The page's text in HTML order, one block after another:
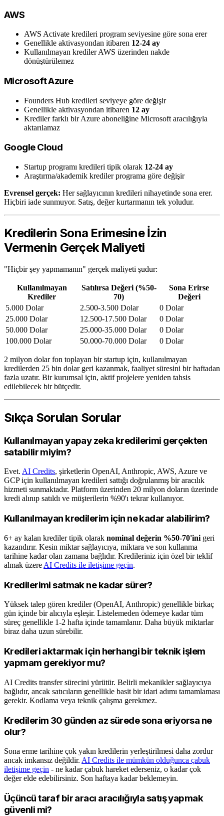
AWS
AWS Activate kredileri program seviyesine göre sona erer
Genellikle aktivasyondan itibaren 12-24 ay
Kullanılmayan krediler AWS üzerinden nakde
dönüştürülemez
Microsoft Azure
Founders Hub kredileri seviyeye göre değişir
Genellikle aktivasyondan itibaren 12 ay
Krediler farklı bir Azure aboneliğine Microsoft aracılığıyla
aktarılamaz
Google Cloud
Startup programı kredileri tipik olarak 12-24 ay
Araştırma/akademik krediler programa göre değişir
Evrensel gerçek: Her sağlayıcının kredileri nihayetinde sona erer.
Hiçbiri iade sunmuyor. Satış, değer kurtarmanın tek yoludur.
Kredilerin Sona Erimesine İzin
Vermenin Gerçek Maliyeti
"Hiçbir şey yapmamanın" gerçek maliyeti şudur:
Kullanılmayan
Krediler
Satılırsa Değeri (%50-
70)
Sona Erirse
Değeri
5.000 Dolar
2.500-3.500 Dolar
0 Dolar
25.000 Dolar
12.500-17.500 Dolar
0 Dolar
50.000 Dolar
25.000-35.000 Dolar
0 Dolar
100.000 Dolar
50.000-70.000 Dolar 0 Dolar
2 milyon dolar fon toplayan bir startup için, kullanılmayan
kredilerden 25 bin dolar geri kazanmak, faaliyet süresini bir haftadan
fazla uzatır. Bir kurumsal için, aktif projelere yeniden tahsis
edilebilecek bir bütçedir.
Sıkça Sorulan Sorular
Kullanılmayan yapay zeka kredilerimi gerçekten
satabilir miyim?
Evet. AI Credits, şirketlerin OpenAI, Anthropic, AWS, Azure ve
GCP için kullanılmayan kredileri sattığı doğrulanmış bir aracılık
hizmeti sunmaktadır. Platform üzerinden 20 milyon doların üzerinde
kredi alınıp satıldı ve müşterilerin %90'ı tekrar kullanıyor.
Kullanılmayan kredilerim için ne kadar alabilirim?
6+ ay kalan krediler tipik olarak nominal değerin %50-70'ini geri
kazandırır. Kesin miktar sağlayıcıya, miktara ve son kullanma
tarihine kadar olan zamana bağlıdır. Kredileriniz için özel bir teklif
almak üzere AI Credits ile iletişime geçin.
Kredilerimi satmak ne kadar sürer?
Yüksek talep gören krediler (OpenAI, Anthropic) genellikle birkaç
gün içinde bir alıcıyla eşleşir. Listelemeden ödemeye kadar tüm
süreç genellikle 1-2 hafta içinde tamamlanır. Daha büyük miktarlar
biraz daha uzun sürebilir.
Kredileri aktarmak için herhangi bir teknik işlem
yapmam gerekiyor mu?
AI Credits transfer sürecini yürütür. Belirli mekanikler sağlayıcıya
bağlıdır, ancak satıcıların genellikle basit bir idari adımı tamamlaması
gerekir. Kodlama veya teknik çalışma gerekmez.
Kredilerim 30 günden az sürede sona eriyorsa ne
olur?
Sona erme tarihine çok yakın kredilerin yerleştirilmesi daha zordur
ancak imkansız değildir. AI Credits ile mümkün olduğunca çabuk
iletişime geçin - ne kadar çabuk hareket ederseniz, o kadar çok
değer elde edebilirsiniz. Son haftaya kadar beklemeyin.
Üçüncü taraf bir aracı aracılığıyla satış yapmak
güvenli mi?